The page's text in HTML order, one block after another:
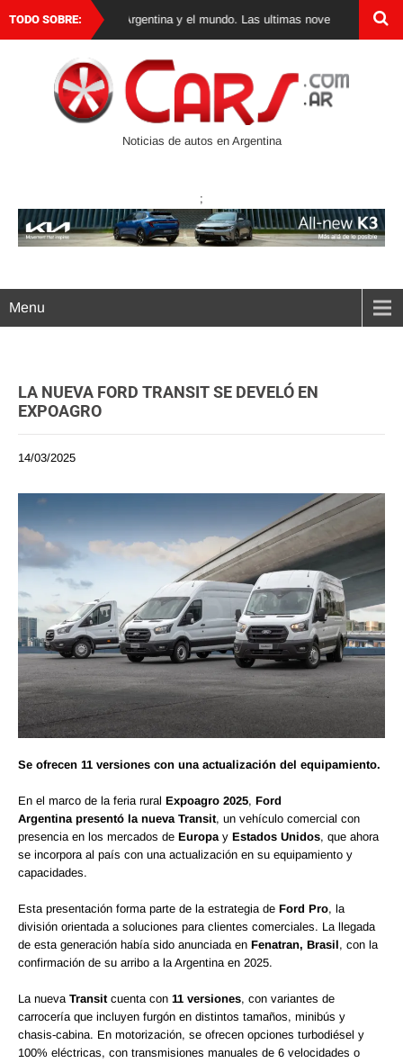
TODO SOBRE:
autos 0 km en Argentina y el mundo. Las ultimas novedades,
Noticias de autos en Argentina
;
Menu
LA NUEVA FORD TRANSIT SE DEVELÓ EN
EXPOAGRO
14/03/2025
Se ofrecen 11 versiones con una actualización del equipamiento.
En el marco de la feria rural Expoagro 2025, Ford
Argentina presentó la nueva Transit, un vehículo comercial con
presencia en los mercados de Europay Estados Unidos, que ahora
se incorpora al país con una actualización en su equipamiento y
capacidades.
Esta presentación forma parte de la estrategia de Ford Pro, la
división orientada a soluciones para clientes comerciales. La llegada
de esta generación había sido anunciada en Fenatran, Brasil, con la
confirmación de su arribo a la Argentina en 2025.
La nueva Transitcuenta con 11 versiones, con variantes de
carrocería que incluyen furgón en distintos tamaños, minibús y
chasis-cabina. En motorización, se ofrecen opciones turbodiésel y
100% eléctricas, con transmisiones manuales de 6 velocidades o